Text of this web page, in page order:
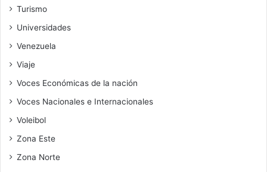
Turismo
Universidades
Venezuela
Viaje
Voces Económicas de la nación
Voces Nacionales e Internacionales
Voleibol
Zona Este
Zona Norte